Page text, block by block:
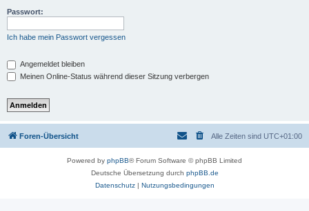
Passwort:
Ich habe mein Passwort vergessen
Angemeldet bleiben
Meinen Online-Status während dieser Sitzung verbergen
Foren-Übersicht Alle Zeiten sind UTC+01:00
Powered by phpBB® Forum Software © phpBB Limited
Deutsche Übersetzung durch phpBB.de
Datenschutz| Nutzungsbedingungen